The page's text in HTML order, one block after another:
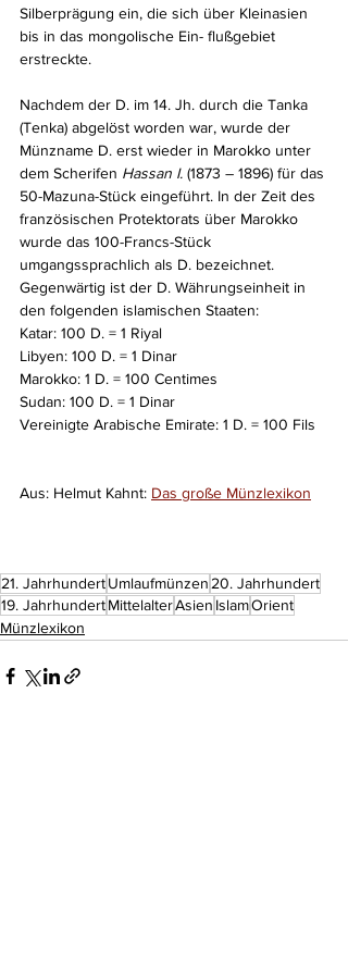
Silberprägung ein, die sich über Kleinasien
bis in das mongolische Ein- flußgebiet
erstreckte.
Nachdem der D. im 14. Jh. durch die Tanka
(Tenka) abgelöst worden war, wurde der
Münzname D. erst wieder in Marokko unter
dem Scherifen Hassan I. (1873 – 1896) für das
50-Mazuna-Stück eingeführt. In der Zeit des
französischen Protektorats über Marokko
wurde das 100-Francs-Stück
umgangssprachlich als D. bezeichnet.
Gegenwärtig ist der D. Währungseinheit in
den folgenden islamischen Staaten:
Katar: 100 D. = 1 Riyal
Libyen: 100 D. = 1 Dinar
Marokko: 1 D. = 100 Centimes
Sudan: 100 D. = 1 Dinar
Vereinigte Arabische Emirate: 1 D. = 100 Fils
Aus: Helmut Kahnt: Das große Münzlexikon
21. JahrhundertUmlaufmünzen 20. Jahrhundert
19. JahrhundertMittelalterAsien IslamOrient
Münzlexikon